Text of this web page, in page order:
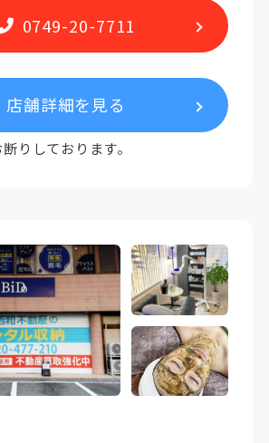
0749-20-7711
店舗詳細を見る
りしております。